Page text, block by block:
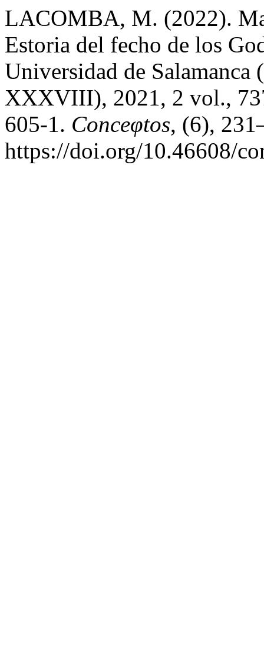
LACOMBA, M. (2022).
Estoria del fecho de los
Universidad de Salamanca
XXXVIII), 2021, 2 vol.,
605-1. Conceφtos, (6),
https://doi.org/10.46608/